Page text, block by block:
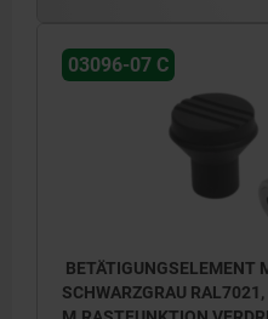
03096-07 C
BETÄTIGUNGSELEMENT
SCHWARZGRAU